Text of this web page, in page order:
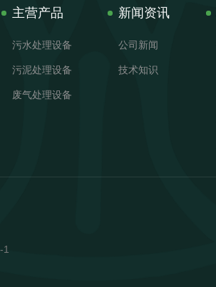
主营产品
污水处理设备
污泥处理设备
废气处理设备
新闻资讯
公司新闻
技术知识